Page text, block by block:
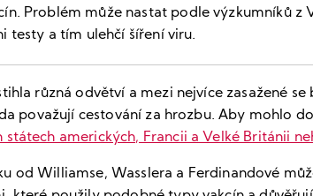
Problém může nastat podle výzkumníků
testy a tím ulehčí šíření viru.
různá odvětví a mezi nejvíce zasažené
považují cestování za hrozbu. Aby mohlo
státech amerických, Francii a Velké Británii
od Williamse, Wasslera a Ferdinandové